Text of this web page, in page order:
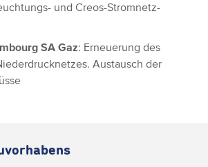
und Creos-Stromnetz-
SA Gaz: Erneuerung des
Austausch der